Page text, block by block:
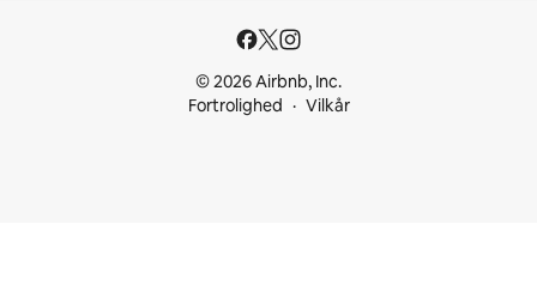
© 2026 Airbnb, Inc.
Fortrolighed
Vilkår